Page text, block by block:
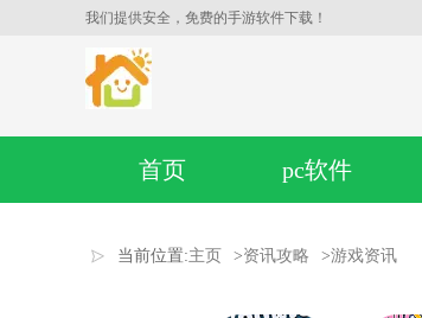
我们提供安全，免费的手游软件下载！
首页 pc软件
当前位置:主页 >资讯攻略 >游戏资讯